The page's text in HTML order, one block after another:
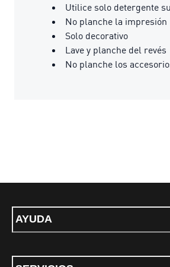
Utilice solo detergente
No planche la impresión
Solo decorativo
Lave y planche del revés
No planche los
AYUDA